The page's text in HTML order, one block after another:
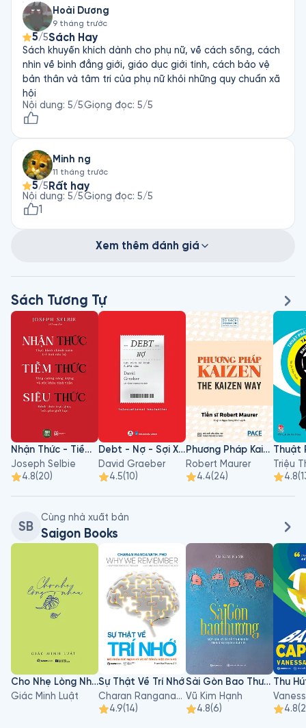
Hoài Dương
9 tháng trước
5/5Sách Hay
Sách khuyến khích dành cho phụ nữ, về cách sống, cách
nhìn về bình đẳng giới, giáo dục giới tính, cách bảo vệ
bản thân và tâm trí của phụ nữ khỏi những quy chuẩn xã
hội
Nội dung: 5/5Giọng đọc: 5/5
Minh ng
11 tháng trước
5/5 Rất hay
Nội dung: 5/5Giọng đọc: 5/5
1
Xem thêm đánh giá
Sách Tương Tự
Nhận Thức - Tiềm Thức - Siêu Thức
Joseph Selbie
4.8(20)
Debt - Nợ - Sợi Xích Vô Hình 5000 Năm
David Graeber
4.5(10)
Phương Pháp Kaizen
Robert Maurer
4.4(24)
Triệu
4.8(
SB
Cùng nhà xuất bản
Saigon Books
Cho Nhẹ Lòng Nhau
Giác Minh Luật
Sự Thật Về Trí Nhớ
Charan Ranganath, PHD
4.9(14)
Sài Gòn Bao Thương
Vũ Kim Hạnh
4.8(6)
Thu
4.8(